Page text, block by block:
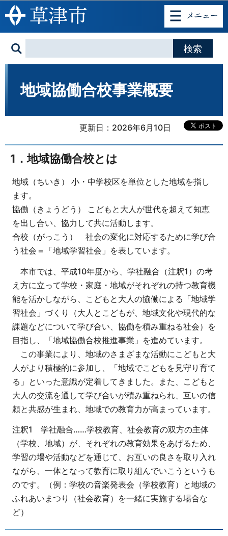
このページの本文へ移動
地域協働合校事業概要
更新日：2026年6月10日
1．地域協働合校とは
地域（ちいき） 小・中学校区を単位とした地域を指し
ます。
協働（きょうどう） こどもと大人が世代を超えて知恵
を出し合い、協力して共に活動します。
合校（がっこう） 社会の変化に対応するために学び合
う社会＝「地域学習社会」を表しています。
本市では、平成10年度から、学社融合（注釈1）の考
え方に立って学校・家庭・地域がそれぞれの持つ教育機
能を活かしながら、こどもと大人の協働による「地域学
習社会」づくり（大人とこどもが、地域文化や現代的な
課題などについて学び合い、協働を積み重ねる社会）を
目指し、「地域協働合校推進事業」を進めています。
この事業により、地域のさまざまな活動にこどもと大
人がより積極的に参加し、「地域でこどもを見守り育て
る」といった意識が定着してきました。また、こどもと
大人の交流を通して学び合いが積み重ねられ、互いの信
頼と共感が生まれ、地域での教育力が高まっています。
注釈1 学社融合……学校教育、社会教育の双方の主体
（学校、地域）が、それぞれの教育効果をあげるため、
学習の場や活動などを通じて、お互いの良さを取り入れ
ながら、一体となって教育に取り組んでいこうというも
のです。（例：学校の音楽発表会（学校教育）と地域の
ふれあいまつり（社会教育）を一緒に実施する場合な
ど）